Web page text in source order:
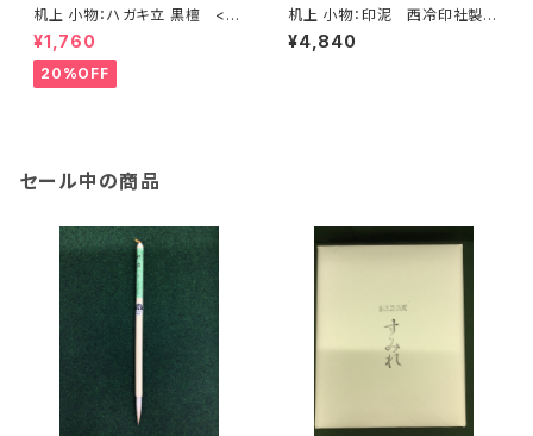
机上 小物：ハガキ立 黒檀 <商
品番号1393>
¥1,760
20%OFF
机上 小物：印泥 西冷印社製
「光明」 １両装 (30g) <商品
番号1394>
¥4,840
セール中の商品